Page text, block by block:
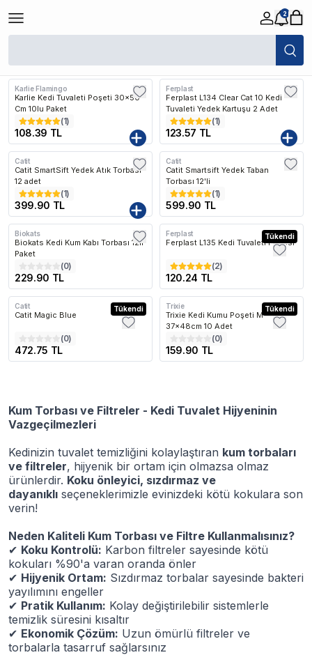
2
/
Karlie Flamingo
Karlie Kedi Tuvaleti Poşeti 30x50
Cm 10lu Paket
(1)
108.39 TL
Ferplast
Ferplast L134 Clear Cat 10 Kedi
Tuvaleti Yedek Kartuşu 2 Adet
(1)
123.57 TL
Catit
Catit SmartSift Yedek Atık Torbası
12 adet
(1)
399.90 TL
Catit
Catit Smartsift Yedek Taban
Torbası 12'li
(1)
599.90 TL
Biokats
Biokats Kedi Kum Kabı Torbası 12li
Paket
(0)
229.90 TL
Tükendi
Ferplast
Ferplast L135 Kedi Tuvaleti Filtresi
(2)
120.24 TL
Tükendi
Catit
Catit Magic Blue
(0)
472.75 TL
Tükendi
Trixie
Trixie Kedi Kumu Poşeti M
37x48cm 10 Adet
(0)
159.90 TL
Kum Torbası ve Filtreler - Kedi Tuvalet Hijyeninin
Vazgeçilmezleri
Kedinizin tuvalet temizliğini kolaylaştıran kum torbaları
ve filtreler, hijyenik bir ortam için olmazsa olmaz
ürünlerdir. Koku önleyici, sızdırmaz ve
dayanıklı seçeneklerimizle evinizdeki kötü kokulara son
verin!
Neden Kaliteli Kum Torbası ve Filtre Kullanmalısınız?
✔ Koku Kontrolü: Karbon filtreler sayesinde kötü
kokuları %90'a varan oranda önler
✔ Hijyenik Ortam: Sızdırmaz torbalar sayesinde bakteri
yayılımını engeller
✔ Pratik Kullanım: Kolay değiştirilebilir sistemlerle
temizlik süresini kısaltır
✔ Ekonomik Çözüm: Uzun ömürlü filtreler ve
torbalarla tasarruf sağlarsınız